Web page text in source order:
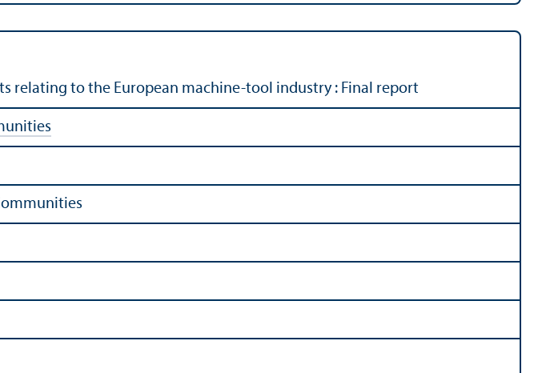
relating to the European machine-tool industry : Final report